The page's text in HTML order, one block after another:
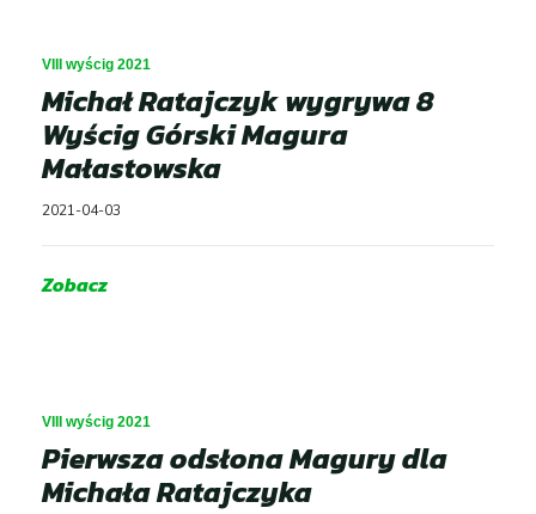
VIII wyścig 2021
Michał Ratajczyk wygrywa 8
Wyścig Górski Magura
Małastowska
2021-04-03
Zobacz
VIII wyścig 2021
Pierwsza odsłona Magury dla
Michała Ratajczyka